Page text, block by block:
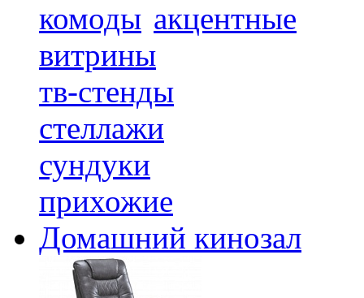
комоды акцентные
витрины
тв-стенды
стеллажи
сундуки
прихожие
Домашний кинозал